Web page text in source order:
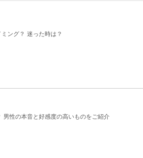
ング？ 迷った時は？
性の本音と好感度の高いものをご紹介